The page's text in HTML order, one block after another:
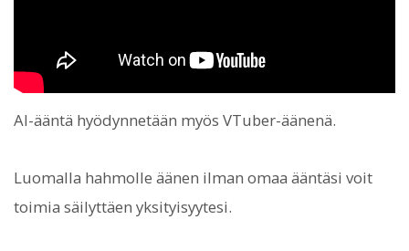
AI-ääntä hyödynnetään myös VTuber-äänenä.
Luomalla hahmolle äänen ilman omaa ääntäsi voit
toimia säilyttäen yksityisyytesi.